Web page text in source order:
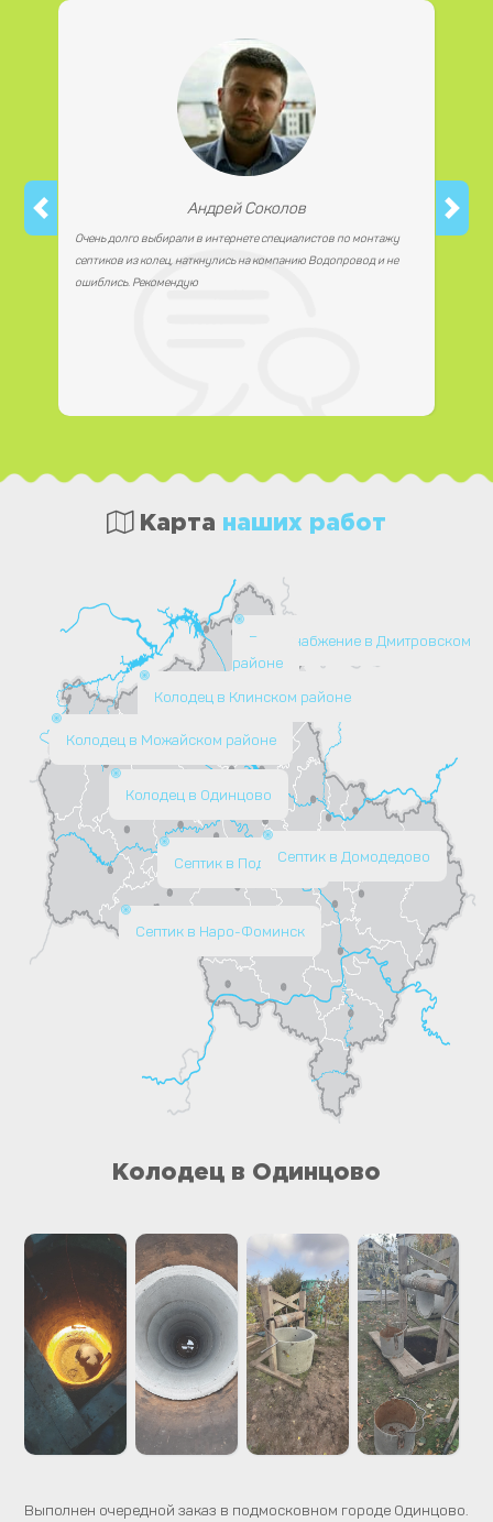
работаем с юридическими лицами.
Андрей Соколов
Очень долго выбирали в интернете специалистов по монтажу
септиков из колец, наткнулись на компанию Водопровод и не
ошиблись. Рекомендую
Карта наших работ
Колодец в Одинцово
Септик в Подольске
Септик в Наро-Фоминск
Колодец в Клинском районе
Колодец в Можайском районе
Водоснабжение в Дмитровском
районе
Септик в Домодедово
Колодец в Одинцово
Выполнен очередной заказ в подмосковном городе Одинцово.